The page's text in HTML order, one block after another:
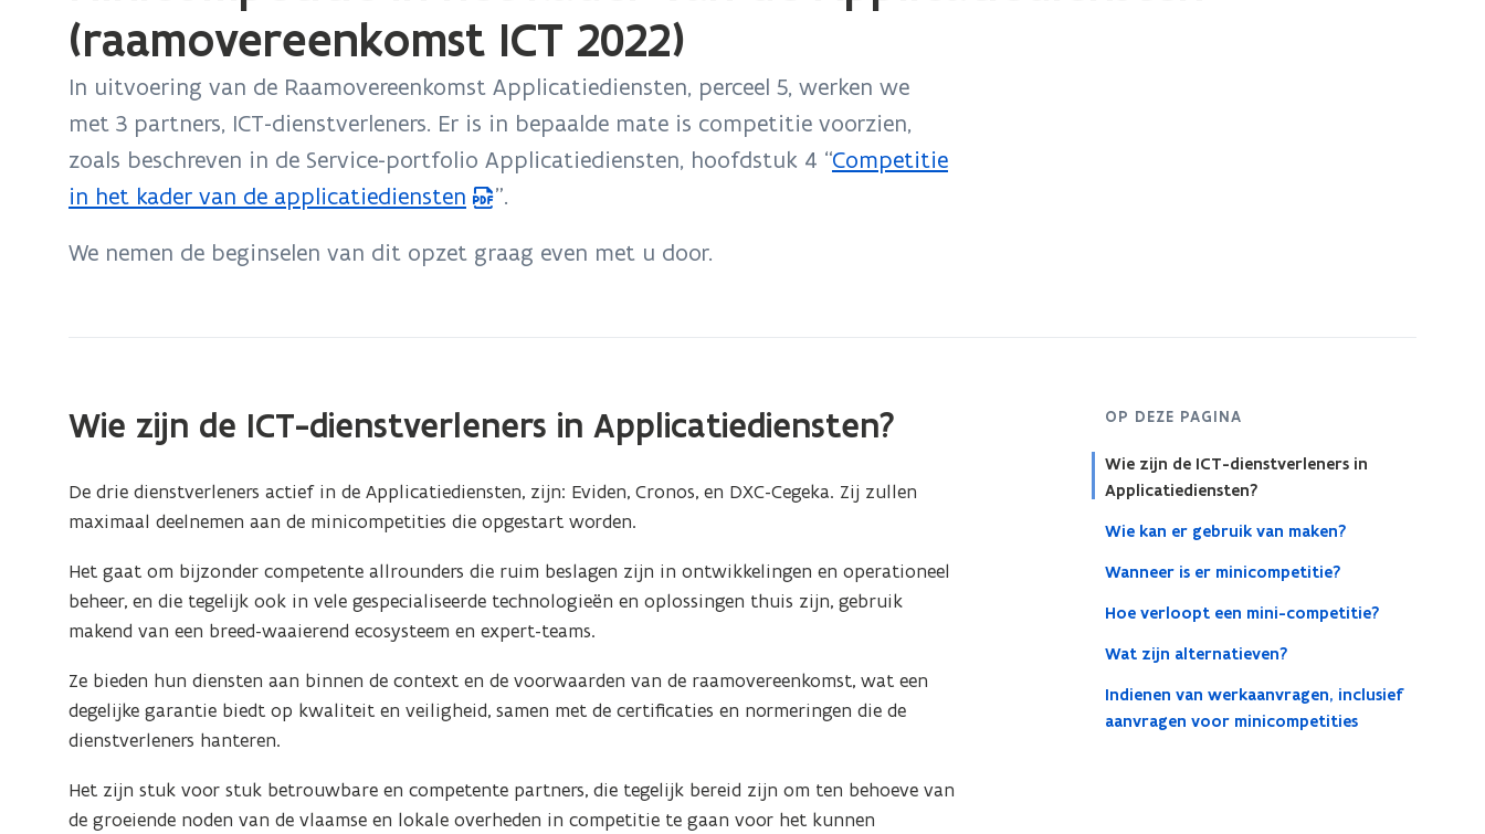
bevindt
kader
(raamovereenkomst ICT 2022)
In uitvoering van de Raamovereenkomst Applicatiediensten, perceel 5, werken we
met 3 partners, ICT-dienstverleners. Er is in bepaalde mate is competitie voorzien,
zoals beschreven in de Service-portfolio Applicatiediensten, hoofdstuk 4 “Competitie
in het kader van de applicatiediensten
(
t
n
o
p
n
t
n
n
”.
We nemen de beginselen van dit opzet graag even met u door.
OP DEZE PAGINA
Wie zijn de ICT-dienstverleners in
Applicatiediensten?
Wie kan er gebruik van maken?
Wanneer is er minicompetitie?
Hoe verloopt een mini-competitie?
Wat zijn alternatieven?
Indienen van werkaanvragen, inclusief
aanvragen voor minicompetities
Wie zijn de ICT-dienstverleners in Applicatiediensten?
De drie dienstverleners actief in de Applicatiediensten, zijn: Eviden, Cronos, en DXC-Cegeka. Zij zullen
maximaal deelnemen aan de minicompetities die opgestart worden.
Het gaat om bijzonder competente allrounders die ruim beslagen zijn in ontwikkelingen en operationeel
beheer, en die tegelijk ook in vele gespecialiseerde technologieën en oplossingen thuis zijn, gebruik
makend van een breed-waaierend ecosysteem en expert-teams.
Ze bieden hun diensten aan binnen de context en de voorwaarden van de raamovereenkomst, wat een
degelijke garantie biedt op kwaliteit en veiligheid, samen met de certificaties en normeringen die de
dienstverleners hanteren.
Het zijn stuk voor stuk betrouwbare en competente partners, die tegelijk bereid zijn om ten behoeve van
de groeiende noden van de vlaamse en lokale overheden in competitie te gaan voor het kunnen